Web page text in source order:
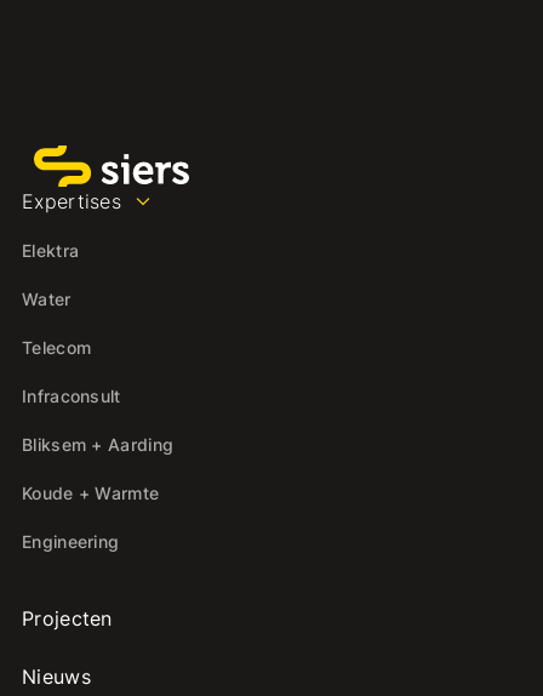
Expertises
Elektra
Water
Telecom
Infraconsult
Bliksem + Aarding
Koude + Warmte
Engineering
Projecten
Nieuws